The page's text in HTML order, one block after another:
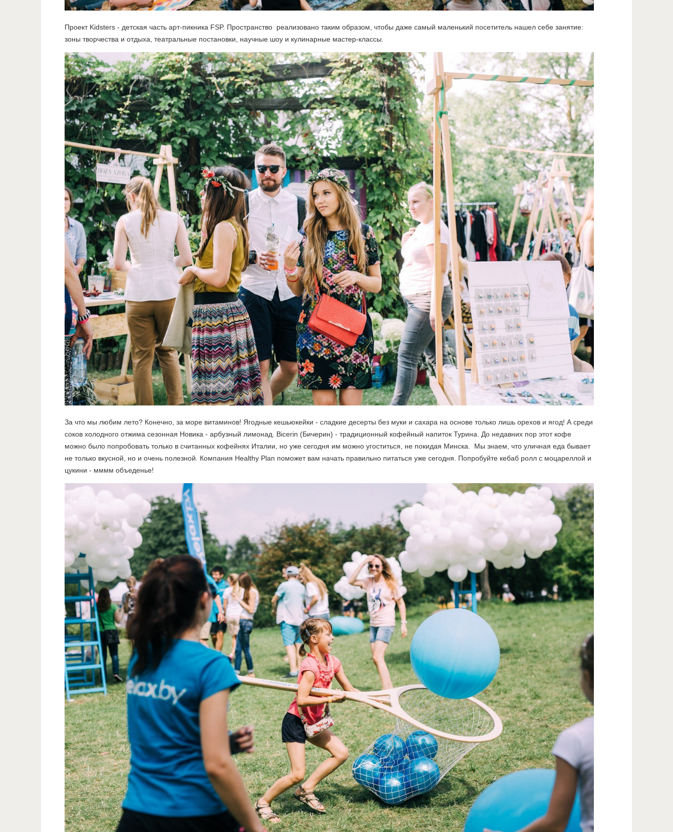
Проект Kidsters - детская часть арт-пикника FSP. Пространство реализовано таким образом, чтобы даже самый маленький посетитель нашел себе занятие:
зоны творчества и отдыха, театральные постановки, научные шоу и кулинарные мастер-классы.
За что мы любим лето? Конечно, за море витаминов! Ягодные кешьюкейки - сладкие десерты без муки и сахара на основе только лишь орехов и ягод! А среди
соков холодного отжима сезонная Новика - арбузный лимонад. Bicerin (Бичерин) - традиционный кофейный напиток Турина. До недавних пор этот кофе
можно было попробовать только в считанных кофейнях Италии, но уже сегодня им можно угоститься, не покидая Минска. Мы знаем, что уличная еда бывает
не только вкусной, но и очень полезной. Компания Healthy Plan поможет вам начать правильно питаться уже сегодня. Попробуйте кебаб ролл с моцареллой и
цукини - мммм объеденье!